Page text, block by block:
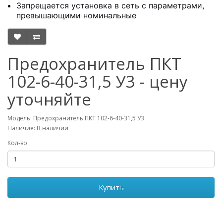
Запрещается установка в сеть с параметрами,
превышающими номинальные
Предохранитель ПКТ
102-6-40-31,5 У3 - цену
уточняйте
Модель: Предохранитель ПКТ 102-6-40-31,5 У3
Наличие: В наличии
Кол-во
Купить